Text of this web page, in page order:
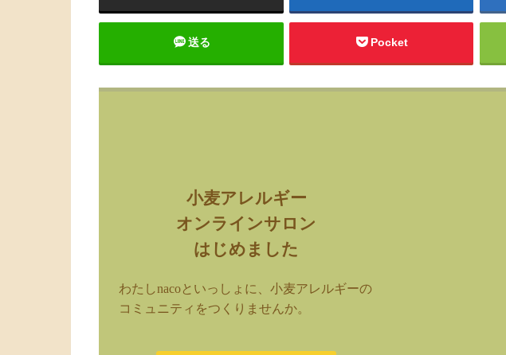
送る Pocket
小麦アレルギー
オンラインサロン
はじめました
わたしnacoといっしょに、小麦アレルギーの
コミュニティをつくりませんか。